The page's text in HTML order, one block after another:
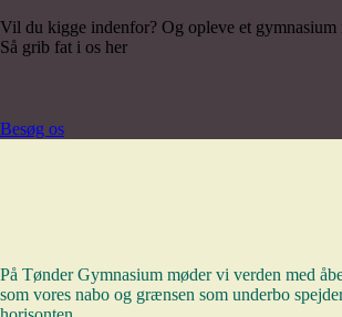
Vil du kigge indenfor? Og opleve et gymnasium
Så grib fat i os her
Besøg os
På Tønder Gymnasium møder vi verden med
som vores nabo og grænsen som underbo